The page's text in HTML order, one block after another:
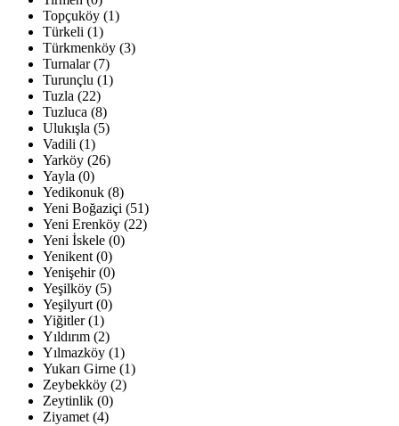
Topçuköy (1)
Türkeli (1)
Türkmenköy (3)
Turnalar (7)
Turunçlu (1)
Tuzla (22)
Tuzluca (8)
Ulukışla (5)
Vadili (1)
Yarköy (26)
Yayla (0)
Yedikonuk (8)
Yeni Boğaziçi (51)
Yeni Erenköy (22)
Yeni İskele (0)
Yenikent (0)
Yenişehir (0)
Yeşilköy (5)
Yeşilyurt (0)
Yiğitler (1)
Yıldırım (2)
Yılmazköy (1)
Yukarı Girne (1)
Zeybekköy (2)
Zeytinlik (0)
Ziyamet (4)